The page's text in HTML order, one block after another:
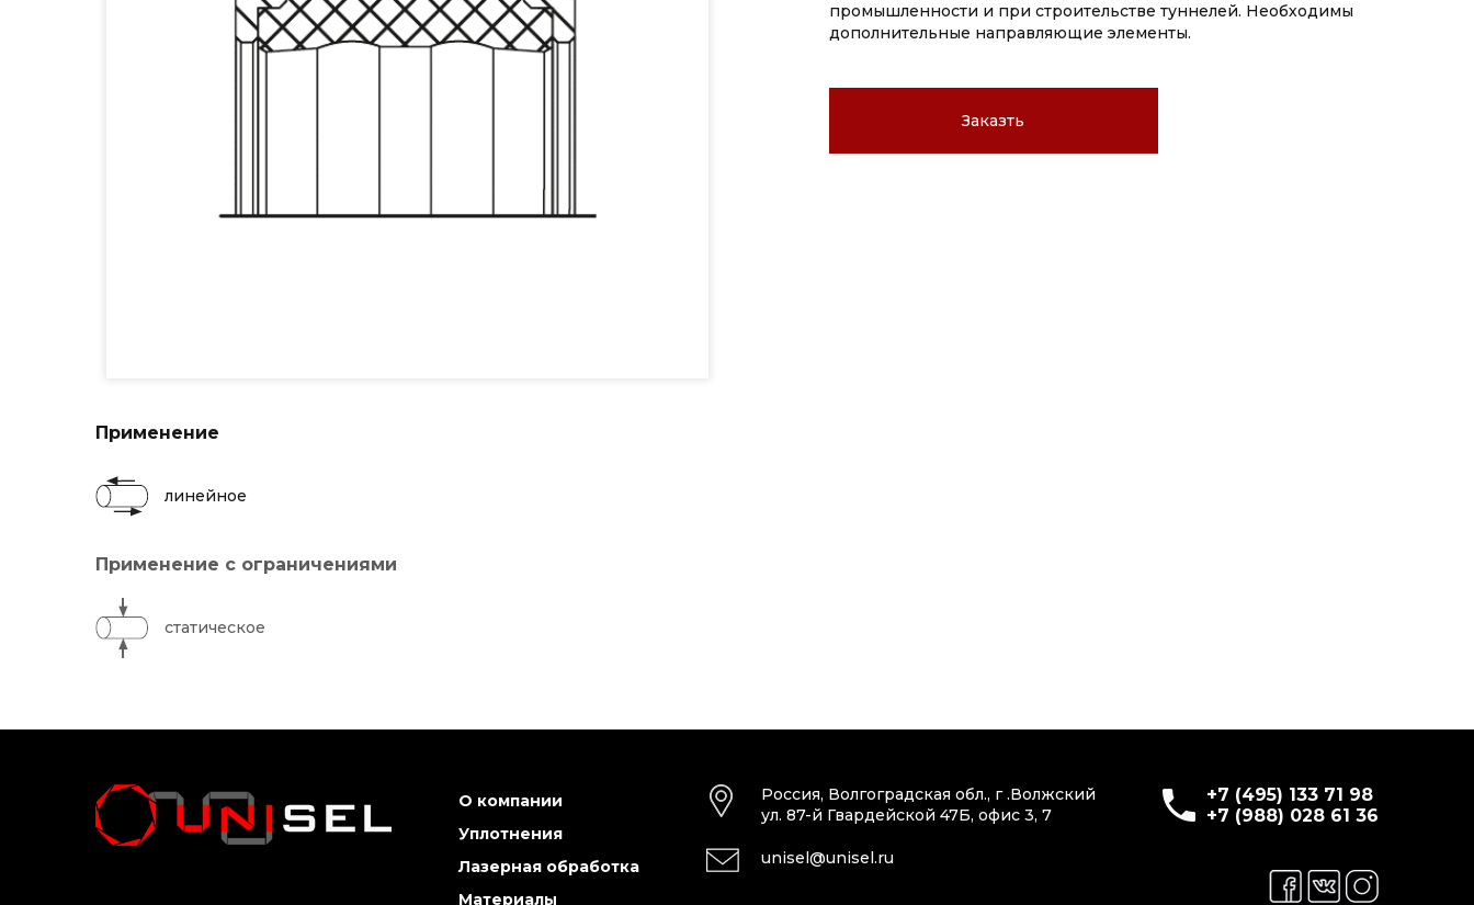
Применение
линейное
Применение с ограничениями
статическое
промышленности и при строительстве туннелей. Необходимы
дополнительные направляющие элементы.
Заказть
О компании
Уплотнения
Лазерная обработка
Материалы
Россия, Волгоградская обл., г .Волжский
ул. 87-й Гвардейской 47Б, офис 3, 7
unisel@unisel.ru
+7 (495) 133 71 98
+7 (988) 028 61 36